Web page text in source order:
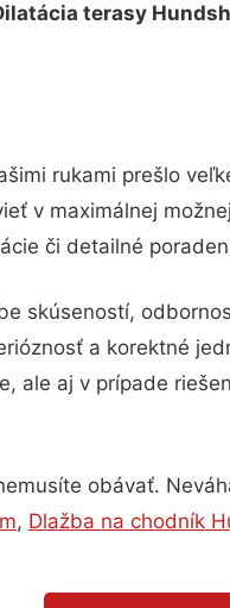
terasy
rukami prešlo
v maximálnej
či detailné
skúseností,
a korektné
ale aj v prípade
obávať.
, Dlažba na chodník